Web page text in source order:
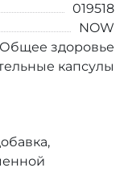
019518
NOW
Общее здоровье
капсулы